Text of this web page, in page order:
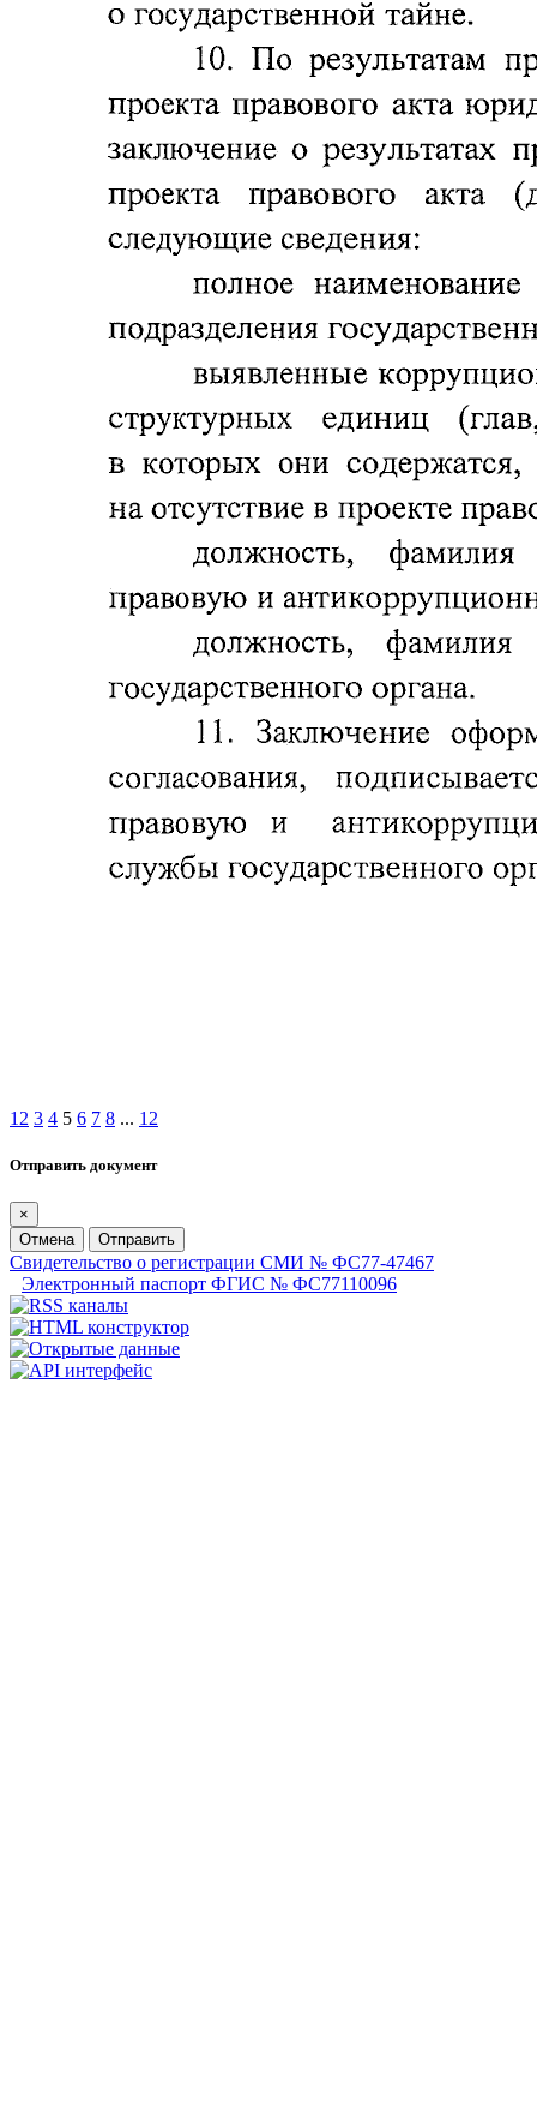
1 2 3 4 5 6 7 8 ... 12
Отправить документ
×
Отмена
Отправить
Свидетельство о регистрации СМИ № ФС77-47467
Электронный паспорт ФГИС № ФС77110096